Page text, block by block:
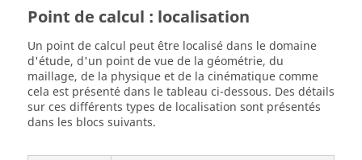
Point de calcul : localisation
Un point de calcul peut être localisé dans le domaine
d'étude, d'un point de vue de la géométrie, du
maillage, de la physique et de la cinématique comme
cela est présenté dans le tableau ci-dessous. Des détails
sur ces différents types de localisation sont présentés
dans les blocs suivants.